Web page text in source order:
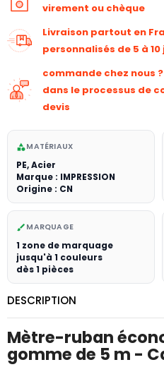
virement ou chèque
Livraison partout en
personnalisés de 5 à
commande chez nous
dans le processus de
devis
categoryMATÉRIAUX
PE, Acier
Marque : IMPRESSION
Origine : CN
brush MARQUAGE
1 zone de marquage
jusqu'à 1 couleurs
dès 1 pièces
DESCRIPTION
Mètre-ruban
gomme de 5 m -